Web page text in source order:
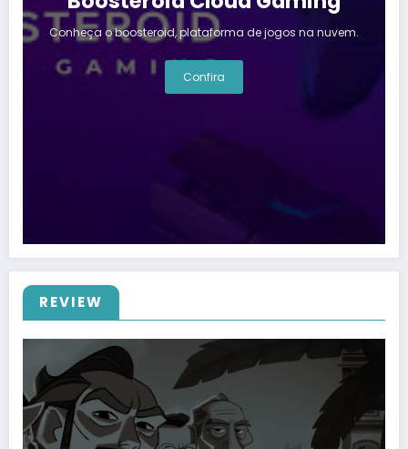
Conheça o boosteroid, plataforma de jogos na nuvem.
Confira
REVIEW